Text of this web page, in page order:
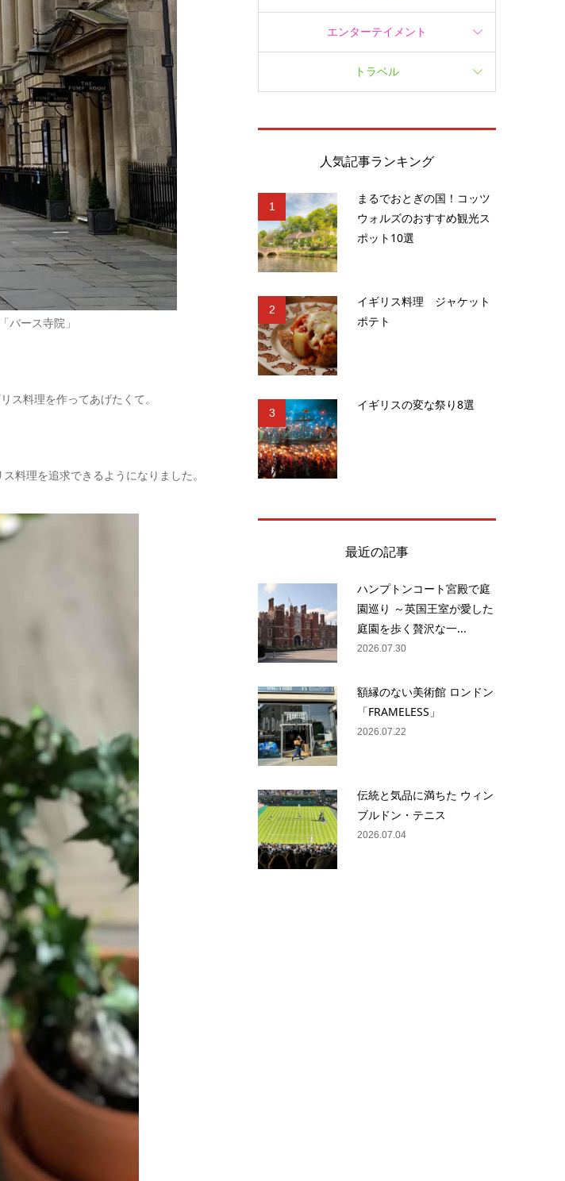
バース寺院」
ス料理を作ってあげたくて。
料理を追求できるようになりました。
エンターテイメント
トラベル
人気記事ランキング
1
まるでおとぎの国！コッツ
ウォルズのおすすめ観光ス
ポット10選
2
イギリス料理 ジャケット
ポテト
3
イギリスの変な祭り8選
最近の記事
ハンプトンコート宮殿で庭
園巡り ～英国王室が愛した
庭園を歩く贅沢な一...
2026.07.30
額縁のない美術館 ロンドン
「FRAMELESS」
2026.07.22
伝統と気品に満ちた ウィン
ブルドン・テニス
2026.07.04